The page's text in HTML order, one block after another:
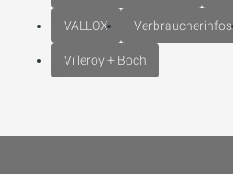
VALLOX Verbraucherinfos
Villeroy + Boch